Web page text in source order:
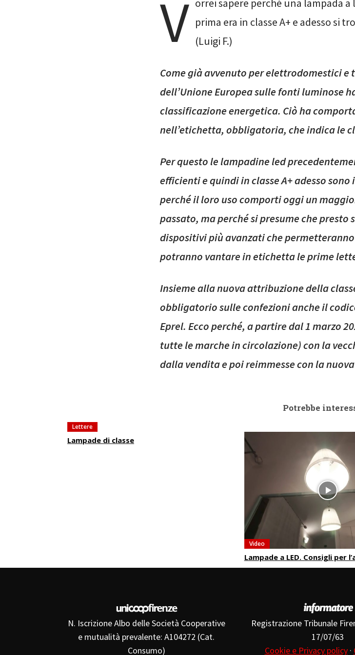
V orrei sapere perché una lampada a
prima era in classe A+ e adesso si
(Luigi F.)
Come già avvenuto per elettrodomestici
dell’Unione Europea sulle fonti luminose
classificazione energetica. Ciò ha
nell’etichetta, obbligatoria, che indica le
Per questo le lampadine led
efficienti e quindi in classe A+ adesso
perché il loro uso comporti oggi un
passato, ma perché si presume che
dispositivi più avanzati che
potranno vantare in etichetta le prime
Insieme alla nuova attribuzione della
obbligatorio sulle confezioni anche il
Eprel. Ecco perché, a partire dal 1 marzo
tutte le marche in circolazione) con la
dalla vendita e poi reimmesse con la
Potrebbe
Lettere
Lampade di classe
Video
Lampade a LED. Consigli per
N. Iscrizione Albo delle Società Cooperative
e mutualità prevalente: A104272 (Cat.
Consumo)
Registrazione Tribunale
17/07/63
Cookie e Privacy policy·